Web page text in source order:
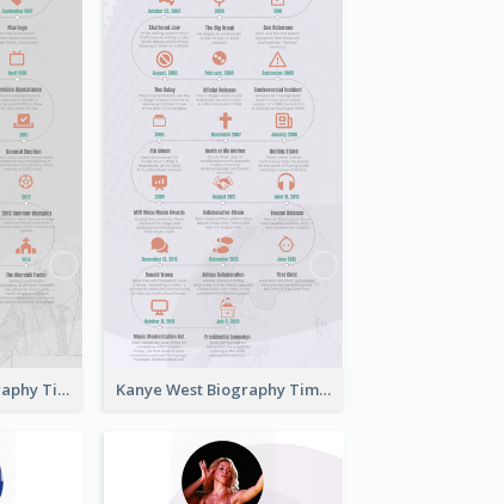
Boris Johnson Biography Timeline Kanye West Biography Timeline